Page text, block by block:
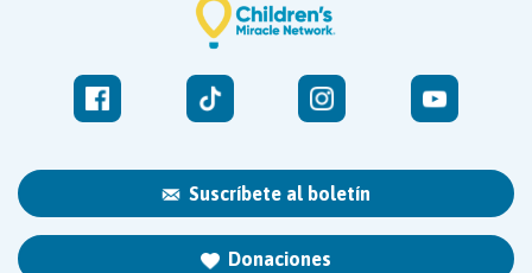
Suscríbete al boletín
Donaciones